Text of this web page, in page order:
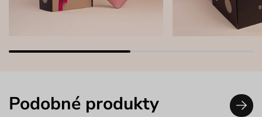
Podobné produkty